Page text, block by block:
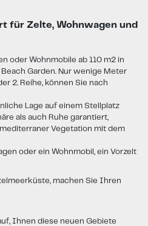
für Zelte, Wohnwagen und
oder Wohnmobile ab 110 m2 in
Garden. Nur wenige Meter
2. Reihe, können Sie nach
Lage auf einem Stellplatz
als auch Ruhe garantiert,
Vegetation mit dem
oder ein Wohnmobil, ein Vorzelt
machen Sie Ihren
Ihnen diese neuen Gebiete